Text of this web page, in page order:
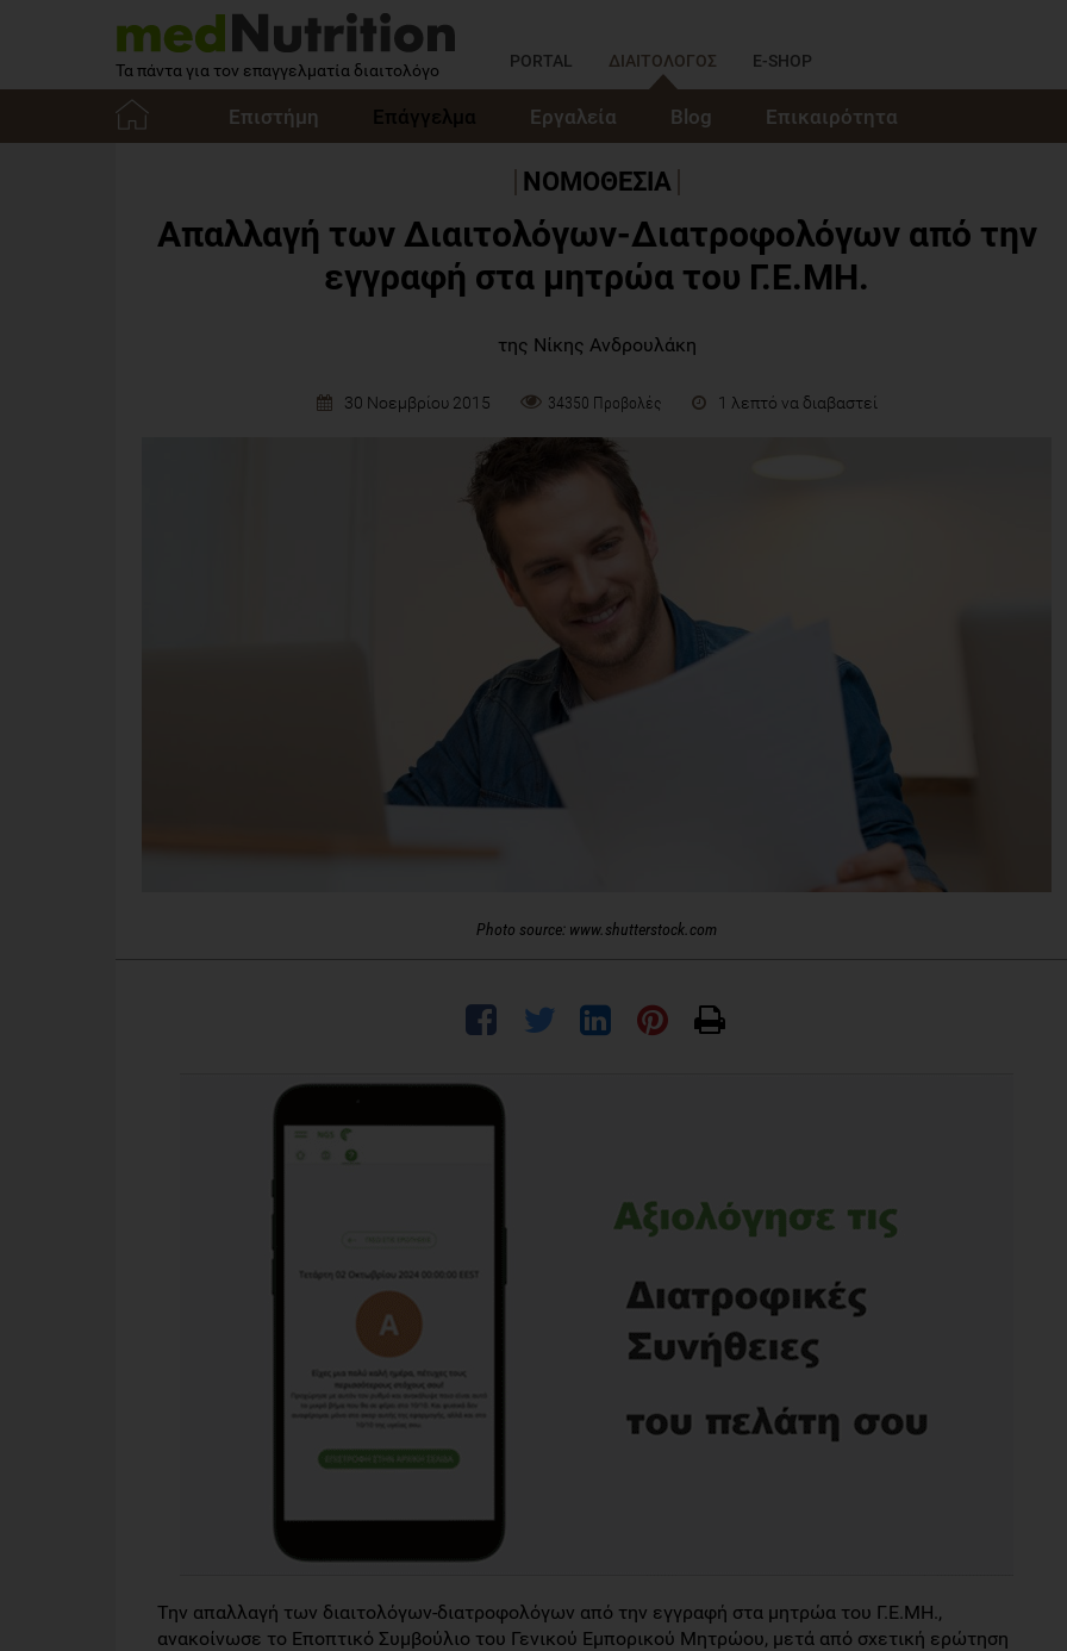
Τα πάντα για τον επαγγελματία διαιτολόγο PORTAL ΔΙΑΙΤΟΛΟΓΟΣ E-SHOP
Επιστήμη Επάγγελμα Εργαλεία Blog Επικαιρότητα
ΝΟΜΟΘΕΣΙΑ
Απαλλαγή των Διαιτολόγων-Διατροφολόγων από την
εγγραφή στα μητρώα του Γ.Ε.ΜΗ.
της Νίκης Ανδρουλάκη
30 Νοεμβρίου 2015 34350 Προβολές 1 λεπτό να διαβαστεί
Photo source: www.shutterstock.com
Την απαλλαγή των διαιτολόγων-διατροφολόγων από την εγγραφή στα μητρώα του Γ.Ε.ΜΗ.,
ανακοίνωσε το Εποπτικό Συμβούλιο του Γενικού Εμπορικού Μητρώου, μετά από σχετική ερώτηση